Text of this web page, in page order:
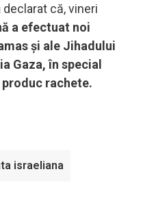
declarat că, vineri
a efectuat noi
și ale Jihadului
Gaza, în special
rachete.
israeliana